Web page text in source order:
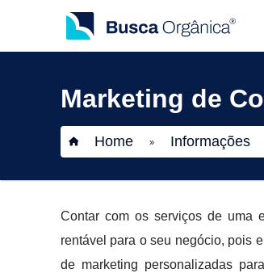
Marketing de
Home » Informações
Contar com os serviços de uma
rentável para o seu negócio, pois
de marketing personalizadas